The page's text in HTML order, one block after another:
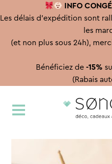
INFO CONGÉ
Les délais d'expédition sont
les
(et non plus sous 24h),
Bénéficiez de -15%
(Rabais
à
navigation
au